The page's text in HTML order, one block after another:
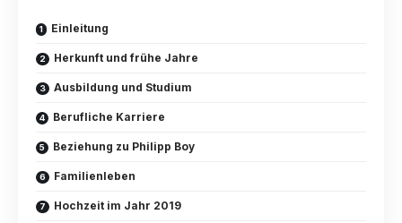
Einleitung
Herkunft und frühe Jahre
Ausbildung und Studium
Berufliche Karriere
Beziehung zu Philipp Boy
Familienleben
Hochzeit im Jahr 2019